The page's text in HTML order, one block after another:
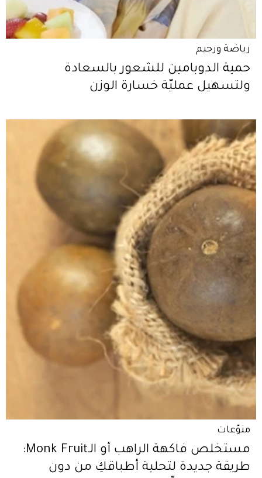
رياضة ورجيم
حمية الدوبامين للشعور بالسعادة
ولتسهيل عمليّة خسارة الوزن
منوّعات
مستخلص فاكهة الراهب أو الـMonk Fruit:
طريقة جديدة لتحلية أطباقكِ من دون